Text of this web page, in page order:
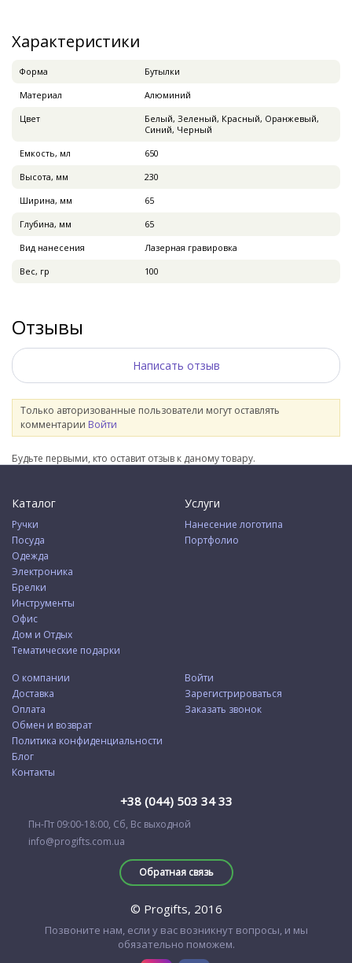
Характеристики
Форма
Бутылки
Материал
Алюминий
Цвет
Белый, Зеленый, Красный, Оранжевый,
Синий, Черный
Емкость, мл
650
Высота, мм
230
Ширина, мм
65
Глубина, мм
65
Вид нанесения
Лазерная гравировка
Вес, гр
100
Отзывы
Написать отзыв
Только авторизованные пользователи могут оставлять
комментарии Войти
Будьте первыми, кто оставит отзыв к даному товару.
Каталог
Ручки
Посуда
Одежда
Электроника
Брелки
Инструменты
Офис
Дом и Отдых
Тематические подарки
Услуги
Нанесение логотипа
Портфолио
О компании
Доставка
Оплата
Обмен и возврат
Политика конфиденциальности
Блог
Контакты
Войти
Зарегистрироваться
Заказать звонок
+38 (044) 503 34 33
Пн-Пт 09:00-18:00, Сб, Вс выходной
info@progifts.com.ua
Обратная связь
© Progifts, 2016
Позвоните нам, если у вас возникнут вопросы, и мы
обязательно поможем.